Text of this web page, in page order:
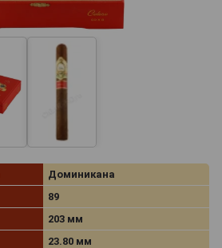
Доминикана
89
203 мм
23.80 мм